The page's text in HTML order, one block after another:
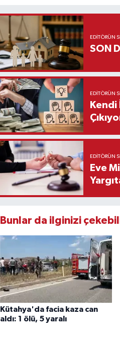
EDITÖRÜN
EDITÖRÜN
EDITÖRÜN
Eve
Bunlar da ilginizi
Kütahya'da facia kaza can
aldı: 1 ölü, 5 yaralı